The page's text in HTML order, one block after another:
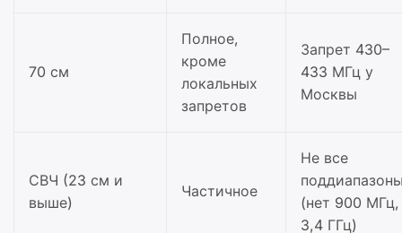
70 см
Полное,
кроме
локальных
запретов
Запрет 430–
433 МГц у
Москвы
СВЧ (23 см и
выше)
Частичное
Не все
(нет 900 МГц,
3,4 ГГц)